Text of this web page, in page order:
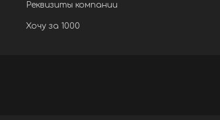
Реквизиты компании
Хочу за 1000